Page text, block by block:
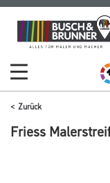
Zum
Inhalt
Zum
Navigationsmenü
Zurück
Friess